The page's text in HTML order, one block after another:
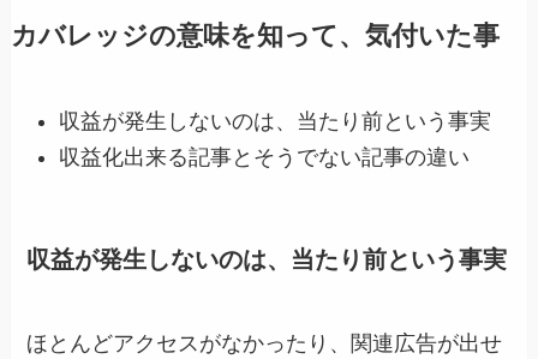
カバレッジの意味を知って、気付いた事
収益が発生しないのは、当たり前という事実
収益化出来る記事とそうでない記事の違い
収益が発生しないのは、当たり前という事実
ほとんどアクセスがなかったり、関連広告が出せ